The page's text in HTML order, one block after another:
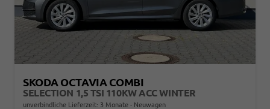
SKODA OCTAVIA COMBI
SELECTION 1,5 TSI 110KW ACC WINTER
unverbindliche Lieferzeit: 3 Monate Neuwagen